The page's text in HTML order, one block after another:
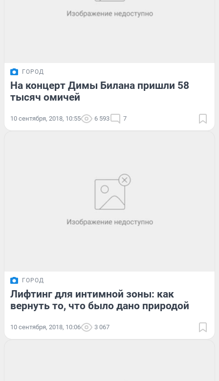
ГОРОД
На концерт Димы Билана пришли 58
тысяч омичей
10 сентября, 2018, 10:55 6 593 7
ГОРОД
Лифтинг для интимной зоны: как
вернуть то, что было дано природой
10 сентября, 2018, 10:06 3 067